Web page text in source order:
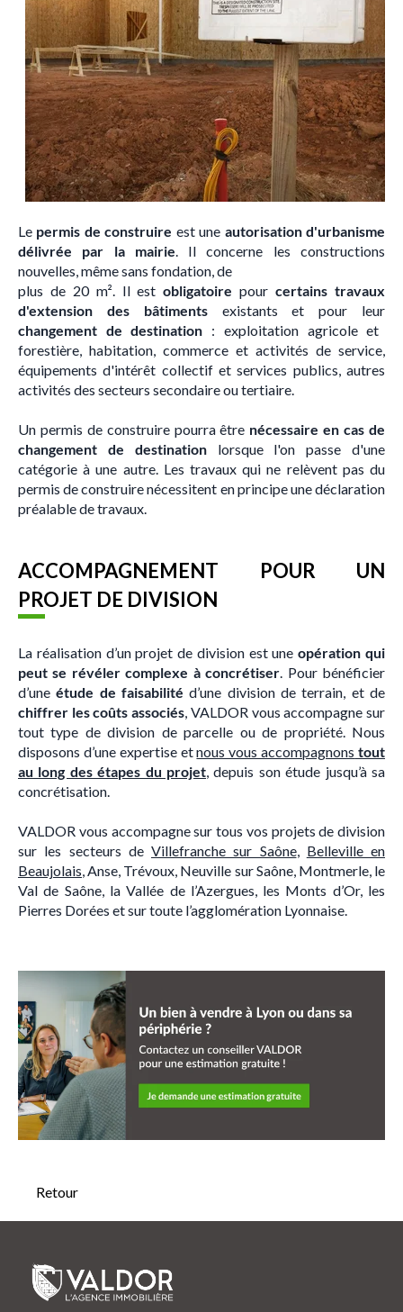
Le permis de construire est une autorisation d'urbanisme
délivrée par la mairie. Il concerne les constructions
nouvelles, même sans fondation, de
plus de 20 m². Il estobligatoire pourcertains travaux
d'extension des bâtimentsexistants et pour leur
changement de destination : exploitation agricole et
forestière, habitation, commerce et activités de service,
équipements d'intérêt collectif et services publics, autres
activités des secteurs secondaire ou tertiaire.
Un permis de construire pourra être nécessaire en cas de
changement de destinationlorsque l'on passe d'une
catégorie à une autre. Les travaux qui ne relèvent pas du
permis de construire nécessitent en principe une déclaration
préalable de travaux.
ACCOMPAGNEMENT POUR UN
PROJET DE DIVISION
La réalisation d’un projet de division est uneopération qui
peut se révéler complexe à concrétiser. Pour bénéficier
d’uneétude de faisabilité d’une division de terrain, et de
chiffrer les coûts associés, VALDOR vous accompagne sur
tout type de division de parcelle ou de propriété. Nous
disposons d’une expertise etnous vous accompagnons tout
au long des étapes du projet, depuis son étude jusqu’à sa
concrétisation.
VALDOR vous accompagne sur tous vos projets de division
sur les secteurs de Villefranche sur Saône, Belleville en
Beaujolais, Anse, Trévoux, Neuville sur Saône, Montmerle, le
Val de Saône, la Vallée de l’Azergues, les Monts d’Or, les
Pierres Dorées et sur toute l’agglomération Lyonnaise.
Retour